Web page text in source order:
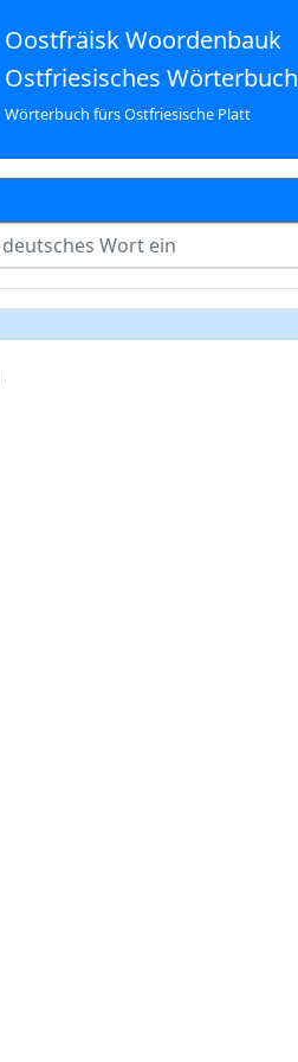
Oostfräisk Woordenbauk
Ostfriesisches Wörterbuch
Wörterbuch fürs Ostfriesische Platt